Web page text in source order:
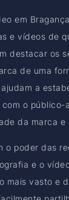
em
e vídeos de
destacar os
de uma
a
com o público-
da marca
o poder das
e o
mais vasto e